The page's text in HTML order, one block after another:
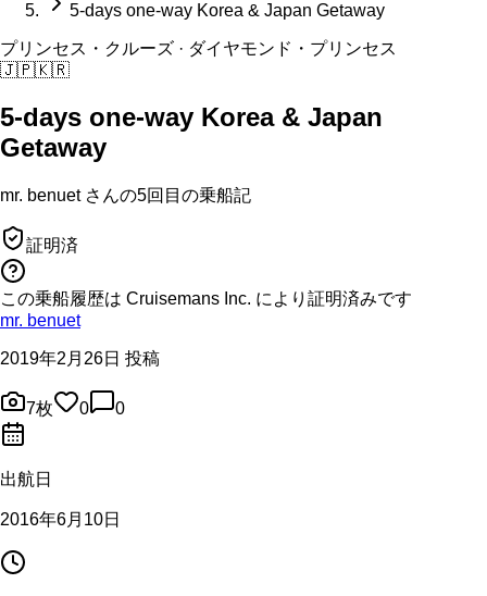
5-days one-way Korea & Japan Getaway
プリンセス・クルーズ · ダイヤモンド・プリンセス
🇯🇵🇰🇷
5-days one-way Korea & Japan
Getaway
mr. benuetさんの5回目の乗船記
証明済
この乗船履歴は Cruisemans Inc. により証明済みです
mr. benuet
2019年2月26日 投稿
7枚 0 0
出航日
2016年6月10日